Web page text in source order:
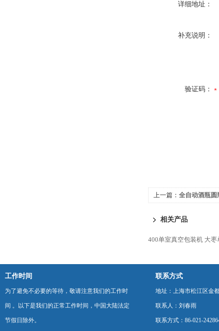
详细地址：
补充说明：
验证码：
上一篇： 全自动酒瓶圆
相关产品
400单室真空包装机 大枣
工作时间
为了避免不必要的等待，敬请注意我们的工作时
间 。以下是我们的正常工作时间，中国大陆法定
节假日除外。
联系方式
地址：上海市松江区金
联系人：刘春雨
联系方式：86-021-